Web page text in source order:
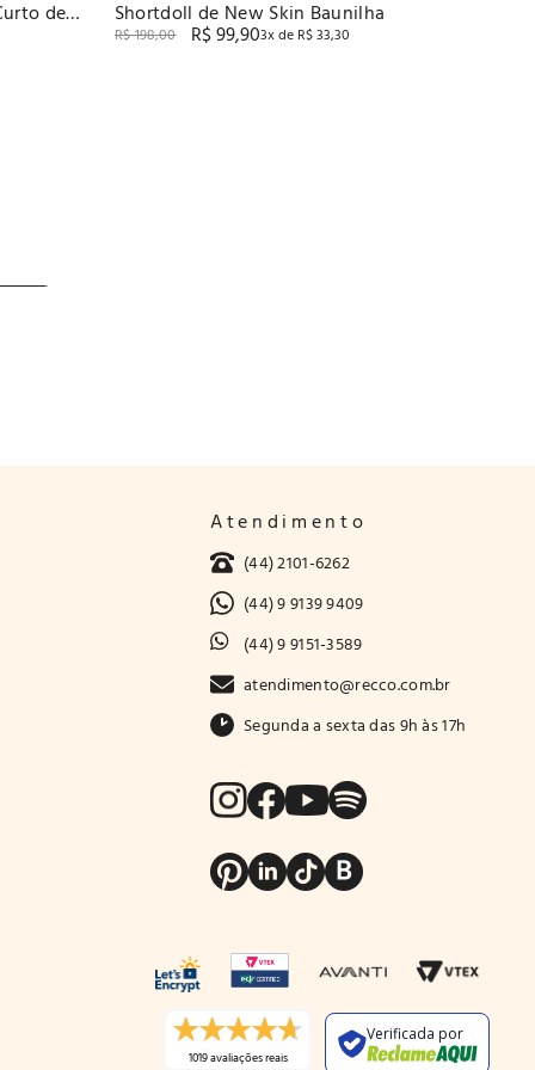
de Shortdoll de New Skin Baunilha
R$198,00 R$99,903x de R$33,30
Atendimento
(44) 2101-6262
(44) 9 9139 9409
(44) 9 9151-3589
atendimento@recco.com.br
Segunda a sexta das 9h às 17h
1019 avaliações reais
Verificada por